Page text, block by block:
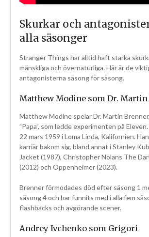
Skurkar och
alla säsonger
Stranger Things har alltid haft starka
mänskliga och övernaturliga. Här är de
antagonisterna säsong för säsong.
Matthew Modine som Dr.
Matthew Modine spelar Dr. Martin
”Papa”, som ledde experimenten på
22 mars 1959 i Loma Linda, Kalifornien.
karriär bakom sig, bland annat i Stanley
Jacket (1987), Christopher Nolans The
(2012) och Oppenheimer (2023).
Brenner förmodades död efter säsong 1
säsong 4 och har funnits med i alla fem
flashbacks och avgörande scener.
Andrey Ivchenko som Grigori